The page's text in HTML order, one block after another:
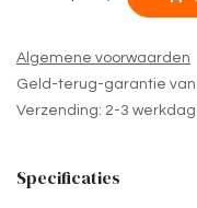
Algemene voorwaarden
Geld-terug-garantie van
Verzending: 2-3
Specificaties